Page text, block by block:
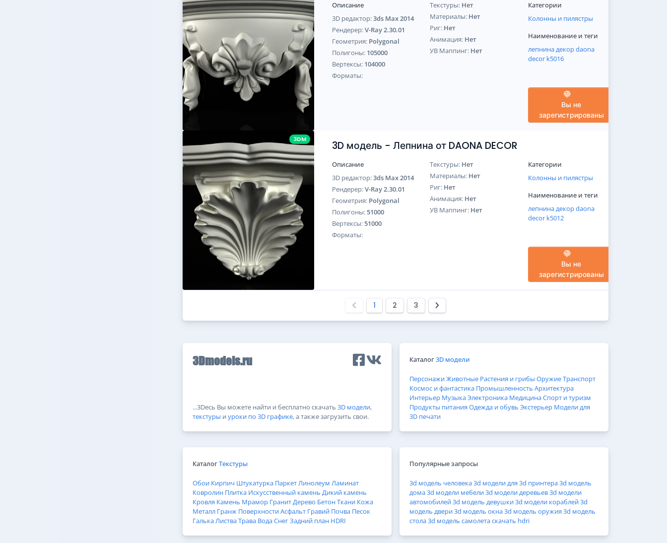
Описание
3D редактор:3ds Max 2014
Рендерер:V-Ray 2.30.01
Геометрия: Polygonal
Полигоны: 105000
Вертексы: 104000
Форматы:
Текстуры: Нет
Материалы: Нет
Риг: Нет
Анимация: Нет
УВ Маппинг: Нет
Категории
Колонны и пилястры
Наименование и теги
лепнинадекорdaona
decor k5016
Вы не
зарегистрированы
3DM
3D модель - Лепнина от DAONA DECOR
Описание
3D редактор:3ds Max 2014
Рендерер:V-Ray 2.30.01
Геометрия: Polygonal
Полигоны:51000
Вертексы:51000
Форматы:
Текстуры: Нет
Материалы: Нет
Риг: Нет
Анимация: Нет
УВ Маппинг: Нет
Категории
Колонны и пилястры
Наименование и теги
лепнинадекорdaona
decor k5012
Вы не
зарегистрированы
1 2 3
3Dmodels.ru
...3Dесь Вы можете найти и бесплатно скачать 3D модели,
текстуры и уроки по 3D графике, а также загрузить свои.
Каталог3D модели
ПерсонажиЖивотные Растения и грибы ОружиеТранспорт
Космос и фантастика Промышленность Архитектура
Интерьер МузыкаЭлектроника МедицинаСпорт и туризм
Продукты питания Одежда и обувь Экстерьер Модели для
3D печати
КаталогТекстуры
Обои Кирпич Штукатурка ПаркетЛинолеум Ламинат
Ковролин Плитка Искусственный камень Дикий камень
Кровля Камень Мрамор ГранитДерево БетонТкани Кожа
Металл Гранж ПоверхностиАсфальт Гравий Почва Песок
ГалькаЛистваТрава ВодаСнегЗадний план HDRI
Популярные запросы
3d модель человека3d модели для 3d принтера3d модель
дома3d модели мебели3d модели деревьев3d модели
автомобилей3d модель девушки3d модели кораблей3d
модель двери3d модель окна3d модель оружия 3d модель
стола3d модель самолетаскачать hdri